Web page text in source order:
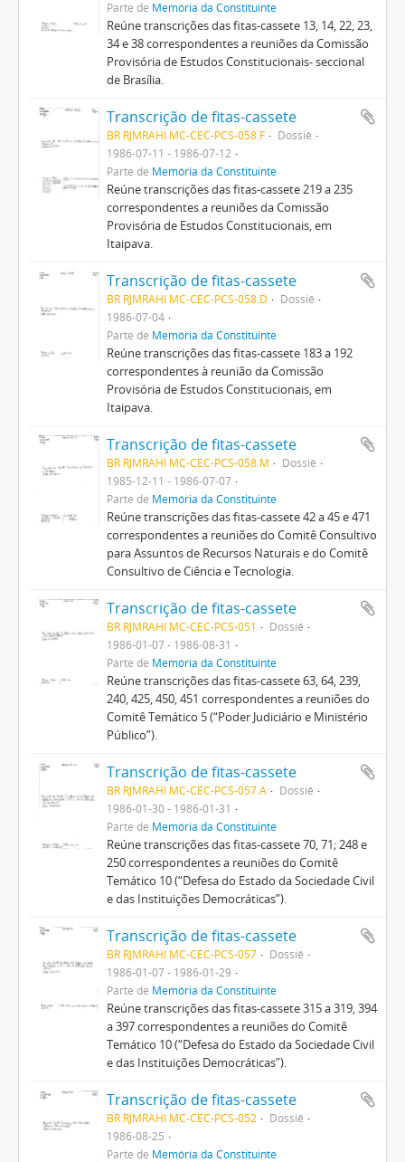
Parte de Memória da Constituinte
Reúne transcrições das fitas-cassete 13, 14, 22, 23,
34 e 38 correspondentes a reuniões da Comissão
Provisória de Estudos Constitucionais- seccional
de Brasília.
Transcrição de fitas-cassete
BR RJMRAHI MC-CEC-PCS-058.F
Dossiê
1986-07-11 - 1986-07-12
Parte de Memória da Constituinte
Reúne transcrições das fitas-cassete 219 a 235
correspondentes a reuniões da Comissão
Provisória de Estudos Constitucionais, em
Itaipava.
Transcrição de fitas-cassete
BR RJMRAHI MC-CEC-PCS-058.D
Dossiê
1986-07-04
Parte de Memória da Constituinte
Reúne transcrições das fitas-cassete 183 a 192
correspondentes à reunião da Comissão
Provisória de Estudos Constitucionais, em
Itaipava.
Transcrição de fitas-cassete
BR RJMRAHI MC-CEC-PCS-058.M
Dossiê
1985-12-11 - 1986-07-07
Parte de Memória da Constituinte
Reúne transcrições das fitas-cassete 42 a 45 e 471
correspondentes a reuniões do Comitê Consultivo
para Assuntos de Recursos Naturais e do Comitê
Consultivo de Ciência e Tecnologia.
Transcrição de fitas-cassete
BR RJMRAHI MC-CEC-PCS-051
Dossiê
1986-01-07 - 1986-08-31
Parte de Memória da Constituinte
Reúne transcrições das fitas-cassete 63, 64, 239,
240, 425, 450, 451 correspondentes a reuniões do
Comitê Temático 5 (“Poder Judiciário e Ministério
Público”).
Transcrição de fitas-cassete
BR RJMRAHI MC-CEC-PCS-057.A
Dossiê
1986-01-30 - 1986-01-31
Parte de Memória da Constituinte
Reúne transcrições das fitas-cassete 70, 71; 248 e
250 correspondentes a reuniões do Comitê
Temático 10 (“Defesa do Estado da Sociedade Civil
e das Instituições Democráticas”).
Transcrição de fitas-cassete
BR RJMRAHI MC-CEC-PCS-057
Dossiê
1986-01-07 - 1986-01-29
Parte de Memória da Constituinte
Reúne transcrições das fitas-cassete 315 a 319, 394
a 397 correspondentes a reuniões do Comitê
Temático 10 (“Defesa do Estado da Sociedade Civil
e das Instituições Democráticas”).
Transcrição de fitas-cassete
BR RJMRAHI MC-CEC-PCS-052
Dossiê
1986-08-25
Parte de Memória da Constituinte